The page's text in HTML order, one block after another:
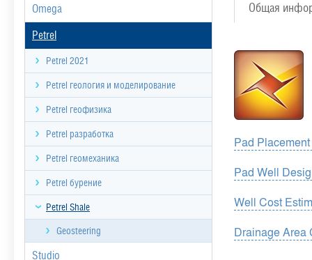
Omega
Petrel
Petrel 2021
Petrel геология и моделирование
Petrel геофизика
Petrel разработка
Petrel геомеханика
Petrel бурение
Petrel Shale
Geosteering
Studio
Общая
Pad
Pad Well
Well Cost
Drainage Area